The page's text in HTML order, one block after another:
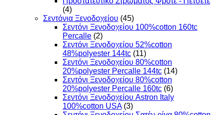
(4)
Σεντόνια Ξενοδοχείου (45)
Σεντόνι Ξενοδοχείου 100%cotton 160tc
Percalle (2)
Σεντόνι Ξενοδοχείου 52%cotton
48%polyester 144tc (11)
Σεντόνι Ξενοδοχείου 80%cotton
20%polyester Percalle 144tc (14)
Σεντόνι Ξενοδοχείου 80%cotton
20%polyester Percalle 160tc (6)
Σεντόνι Ξενοδοχείου Astron Italy
100%cotton USA (3)